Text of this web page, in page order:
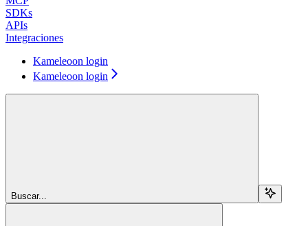
SDKs
APIs
Integraciones
Kameleoon login
Kameleoon login
Buscar...